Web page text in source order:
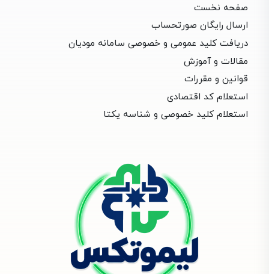
صفحه نخست
ارسال رایگان صورتحساب
دریافت کلید عمومی و خصوصی سامانه مودیان
مقالات و آموزش
قوانین و مقررات
استعلام کد اقتصادی
استعلام کلید خصوصی و شناسه یکتا